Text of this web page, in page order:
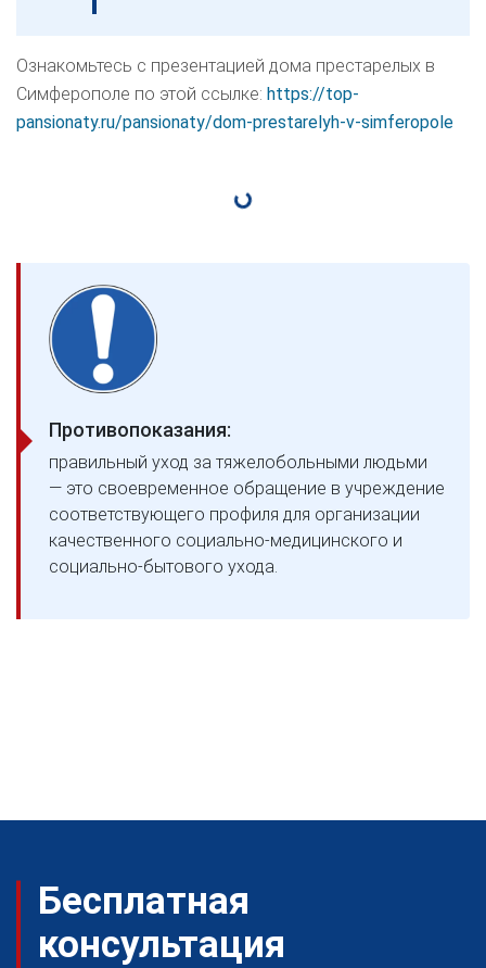
Ознакомьтесь с презентацией дома престарелых в
Симферополе по этой ссылке: https://top-
pansionaty.ru/pansionaty/dom-prestarelyh-v-simferopole
Противопоказания:
правильный уход за тяжелобольными людьми
— это своевременное обращение в учреждение
соответствующего профиля для организации
качественного социально-медицинского и
социально-бытового ухода.
Бесплатная
консультация